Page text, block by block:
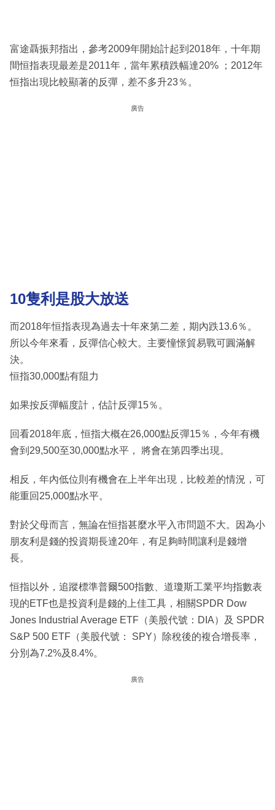
富途聶振邦指出，參考2009年開始計起到2018年，十年期
間恒指表現最差是2011年，當年累積跌幅達20% ；2012年
恒指出現比較顯著的反彈，差不多升23％。
廣告
10隻利是股大放送
而2018年恒指表現為過去十年來第二差，期內跌13.6％。
所以今年來看，反彈信心較大。主要憧憬貿易戰可圓滿解
決。
恒指30,000點有阻力
如果按反彈幅度計，估計反彈15％。
回看2018年底，恒指大概在26,000點反彈15％，今年有機
會到29,500至30,000點水平， 將會在第四季出現。
相反，年內低位則有機會在上半年出現，比較差的情況，可
能重回25,000點水平。
對於父母而言，無論在恒指甚麼水平入市問題不大。因為小
朋友利是錢的投資期長達20年，有足夠時間讓利是錢增
長。
恒指以外，追蹤標準普爾500指數、道瓊斯工業平均指數表
現的ETF也是投資利是錢的上佳工具，相關SPDR Dow
Jones Industrial Average ETF（美股代號：DIA）及 SPDR
S&P 500 ETF（美股代號： SPY）除稅後的複合增長率，
分別為7.2%及8.4%。
廣告